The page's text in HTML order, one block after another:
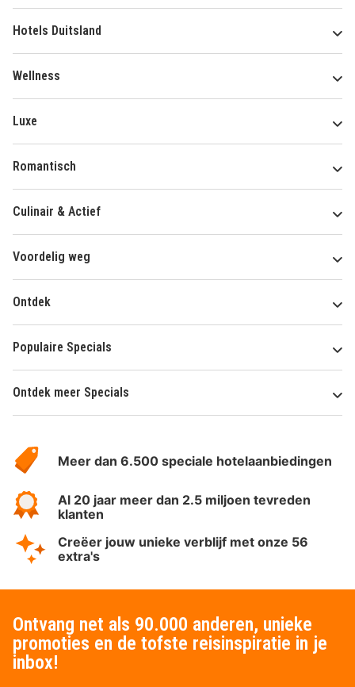
Hotels Duitsland
Wellness
Luxe
Romantisch
Culinair & Actief
Voordelig weg
Ontdek
Populaire Specials
Ontdek meer Specials
HotelSpecials
Meer dan 6.500 speciale hotelaanbiedingen
Al 20 jaar meer dan 2.5 miljoen tevreden
klanten
Creëer jouw unieke verblijf met onze 56
extra's
Ontvang net als 90.000 anderen, unieke
promoties en de tofste reisinspiratie in je
inbox!